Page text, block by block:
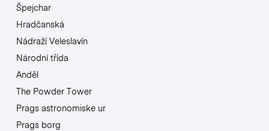
Špejchar
Hradčanská
Nádraží Veleslavín
Národní třída
Anděl
The Powder Tower
Prags astronomiske ur
Prags borg